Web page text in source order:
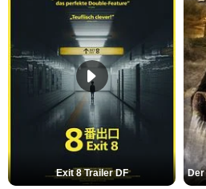
Exit 8 Trailer DF